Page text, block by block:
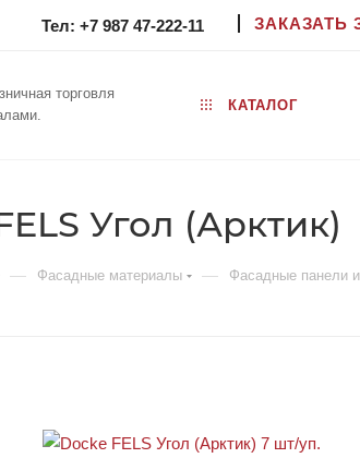
Тел: +7 987 47-222-11 ЗАКАЗАТЬ
торговля
КАТАЛОГ
Угол (Арктик)
— Фасадные материалы — Фасадные панели